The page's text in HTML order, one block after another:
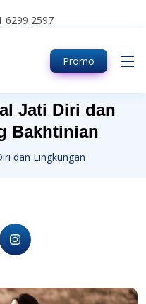
6299 2597
Promo
Jati Diri dan
Bakhtinian
dan Lingkungan